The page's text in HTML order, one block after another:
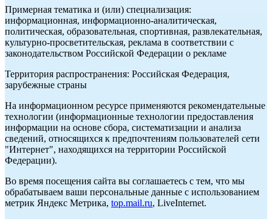
Примерная тематика и (или) специализация:
информационная, информационно-аналитическая,
политическая, образовательная, спортивная, развлекательная,
культурно-просветительская, реклама в соответствии с
законодательством Российской Федерации о рекламе
Территория распространения: Российская Федерация,
зарубежные страны
На информационном ресурсе применяются рекомендательные
технологии (информационные технологии предоставления
информации на основе сбора, систематизации и анализа
сведений, относящихся к предпочтениям пользователей сети
"Интернет", находящихся на территории Российской
Федерации).
Во время посещения сайта вы соглашаетесь с тем, что мы
обрабатываем ваши персональные данные с использованием
метрик Яндекс Метрика, top.mail.ru, LiveInternet.